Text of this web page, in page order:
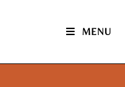
MENU